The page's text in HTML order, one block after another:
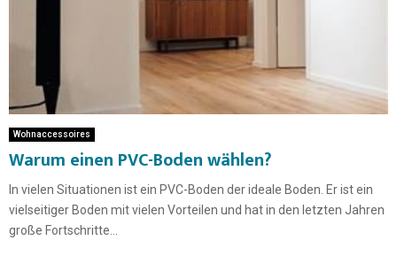
Wohnaccessoires
Warum einen PVC-Boden wählen?
In vielen Situationen ist ein PVC-Boden der ideale Boden. Er ist ein
vielseitiger Boden mit vielen Vorteilen und hat in den letzten Jahren
große Fortschritte...